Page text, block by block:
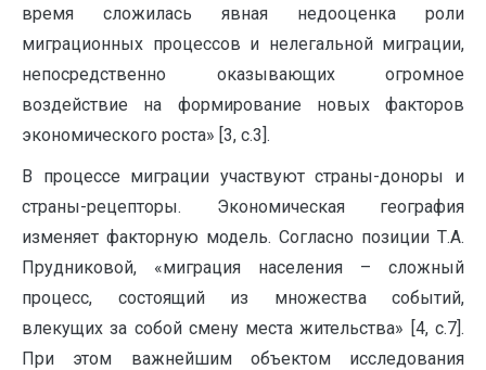
время сложилась явная недооценка роли
миграционных процессов и нелегальной миграции,
непосредственно оказывающих огромное
воздействие на формирование новых факторов
экономического роста» [3, с.3].
В процессе миграции участвуют страны-доноры и
страны-рецепторы. Экономическая география
изменяет факторную модель. Согласно позиции Т.А.
Прудниковой, «миграция населения – сложный
процесс, состоящий из множества событий,
влекущих за собой смену места жительства» [4, с.7].
При этом важнейшим объектом исследования